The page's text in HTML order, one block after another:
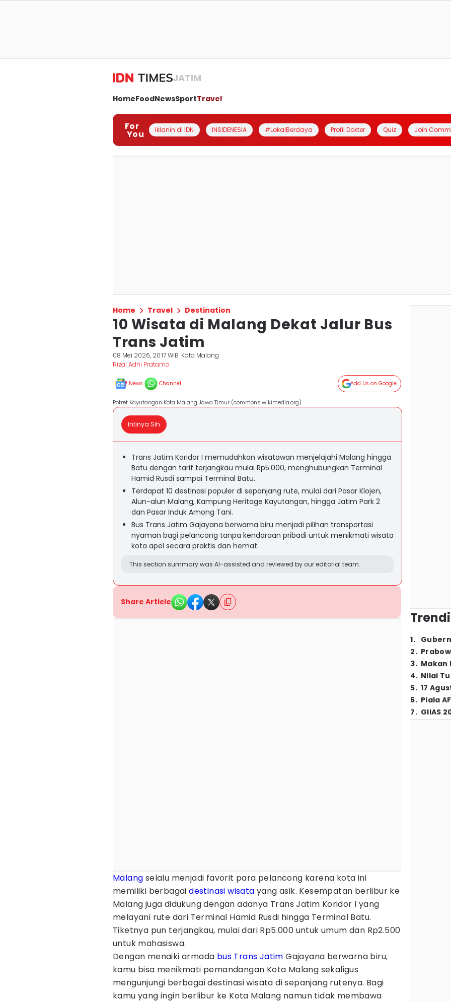
JATIM
HomeFoodNewsSportTravel
For
You Iklanin di IDN INSIDENESIA #LokalBerdaya Profil Dokter Quiz Join
Home Travel Destination
10 Wisata di Malang Dekat Jalur Bus
Trans Jatim
08 Mei 2026, 20:17 WIB Kota Malang
Rizal Adhi Pratama
News Channel Add Us on Google
Potret Kayutangan Kota Malang Jawa Timur (commons.wikimedia.org)
Intinya Sih
Trans Jatim Koridor I memudahkan wisatawan menjelajahi Malang hingga
Batu dengan tarif terjangkau mulai Rp5.000, menghubungkan Terminal
Hamid Rusdi sampai Terminal Batu.
Terdapat 10 destinasi populer di sepanjang rute, mulai dari Pasar Klojen,
Alun-alun Malang, Kampung Heritage Kayutangan, hingga Jatim Park 2
dan Pasar Induk Among Tani.
Bus Trans Jatim Gajayana berwarna biru menjadi pilihan transportasi
nyaman bagi pelancong tanpa kendaraan pribadi untuk menikmati wisata
kota apel secara praktis dan hemat.
This section summary was AI-assisted and reviewed by our editorial team.
Share Article
Malang selalu menjadi favorit para pelancong karena kota ini
memiliki berbagaidestinasi wisata yang asik. Kesempatan berlibur ke
Malang juga didukung dengan adanya Trans Jatim Koridor I yang
melayani rute dari Terminal Hamid Rusdi hingga Terminal Batu.
Tiketnya pun terjangkau, mulai dari Rp5.000 untuk umum dan Rp2.500
untuk mahasiswa.
Dengan menaiki armada bus Trans Jatim Gajayana berwarna biru,
kamu bisa menikmati pemandangan Kota Malang sekaligus
mengunjungi berbagai destinasi wisata di sepanjang rutenya. Bagi
kamu yang ingin berlibur ke Kota Malang namun tidak membawa
1.
2.
3. Makan
4. Nilai
5. 17
6. Piala
7. GIIAS